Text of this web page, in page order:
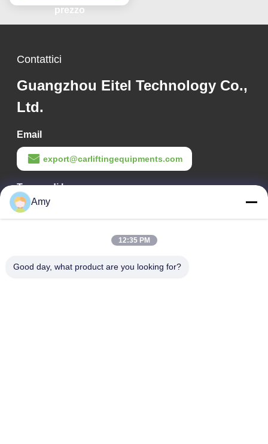
prezzo
Contattici
Guangzhou Eitel Technology Co.,
Ltd.
Email
export@carliftingequipments.com
Tempo di lavoro
09:00-18:00
Strada nazionale 106, distretto di Huadu, città di Guangzhou
Amy
12:35 PM
Good day, what product are you looking for?